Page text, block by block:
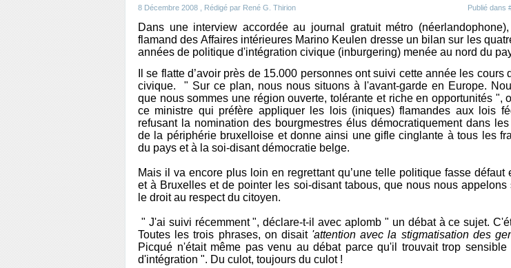
8 Décembre 2008 , Rédigé par René G. Thirion Publié dans
Dans une interview accordée au journal gratuit métro
flamand des Affaires intérieures Marino Keulen dresse un bilan sur les
années de politique d'intégration civique (inburgering) menée au nord du
Il se flatte d’avoir près de 15.000 personnes ont suivi cette année les cours
civique.
" Sur ce plan, nous nous situons à l'avant-garde en Europe.
que nous sommes une région ouverte, tolérante et riche en opportunités ",
ce ministre qui préfère appliquer les lois (iniques) flamandes aux lois
refusant la nomination des bourgmestres élus démocratiquement dans
de la périphérie bruxelloise et donne ainsi une gifle cinglante à tous les
du pays et à la soi-disant démocratie belge.
Mais il va encore plus loin en regrettant qu’une telle politique fasse défaut
et à Bruxelles et de pointer les soi-disant tabous, que nous nous appelons
le droit au respect du citoyen.
" J'ai suivi récemment ", déclare-t-il avec aplomb " un débat à ce sujet.
Toutes les trois phrases, on disait 'attention avec la stigmatisation des
Picqué n'était même pas venu au débat parce qu'il trouvait trop sensible
d'intégration ". Du culot, toujours du culot !